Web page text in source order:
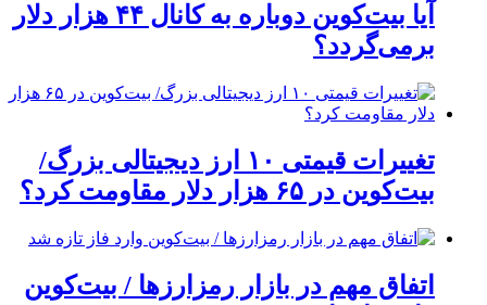
آیا بیت‌کوین دوباره به کانال ۴۴ هزار دلار
برمی‌گردد؟
تغییرات قیمتی ۱۰ ارز دیجیتالی بزرگ/
بیت‌کوین در ۶۵ هزار دلار مقاومت کرد؟
اتفاق مهم در بازار رمزارزها / بیت‌کوین